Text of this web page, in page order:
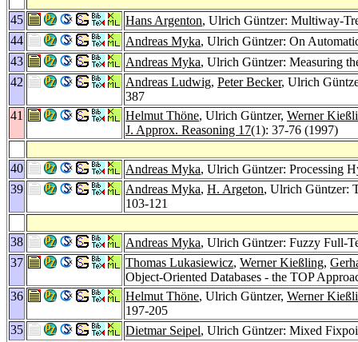
45 Hans Argenton, Ulrich Güntzer: Multiway-
44
Andreas Myka, Ulrich Güntzer: On
43
Andreas Myka, Ulrich Güntzer: Measuring
42
Andreas Ludwig, Peter Becker, Ulrich
387
41
Helmut Thöne, Ulrich Güntzer, Werner
J. Approx. Reasoning 17(1): 37-76 (1997)
40 Andreas Myka, Ulrich Güntzer: Processing
39
Andreas Myka, H. Argeton, Ulrich Güntzer:
103-121
38 Andreas Myka, Ulrich Güntzer: Fuzzy Full-
37
Thomas Lukasiewicz, Werner Kießling,
Object-Oriented Databases - the TOP
36
Helmut Thöne, Ulrich Güntzer, Werner
197-205
35
Dietmar Seipel, Ulrich Güntzer: Mixed